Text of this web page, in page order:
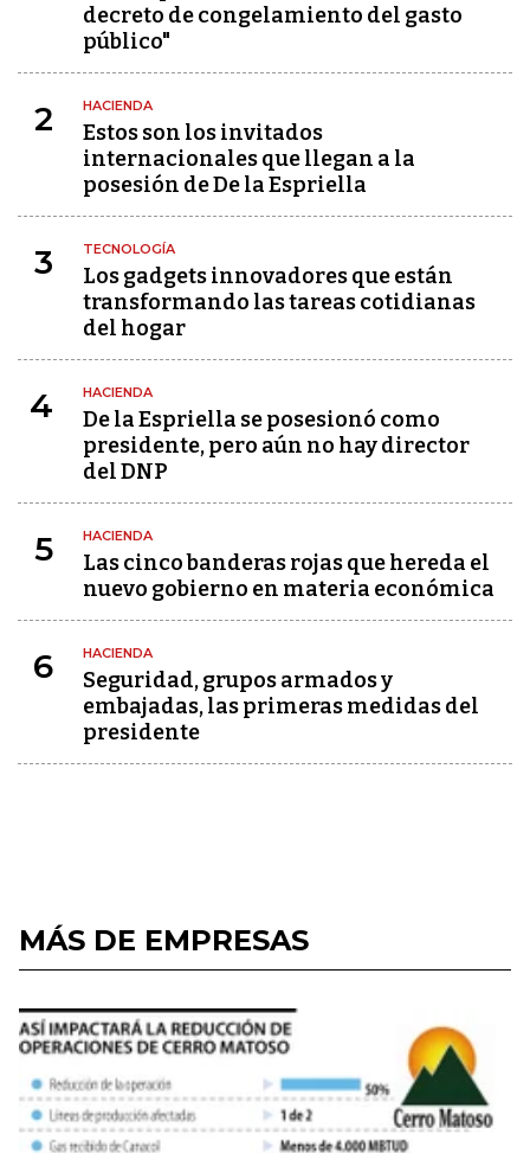
decreto de congelamiento del gasto
público"
2 HACIENDA
Estos son los invitados
internacionales que llegan a la
posesión de De la Espriella
3 TECNOLOGÍA
Los gadgets innovadores que están
transformando las tareas cotidianas
del hogar
4 HACIENDA
De la Espriella se posesionó como
presidente, pero aún no hay director
del DNP
5 HACIENDA
Las cinco banderas rojas que hereda el
nuevo gobierno en materia económica
6 HACIENDA
Seguridad, grupos armados y
embajadas, las primeras medidas del
presidente
MÁS DE EMPRESAS